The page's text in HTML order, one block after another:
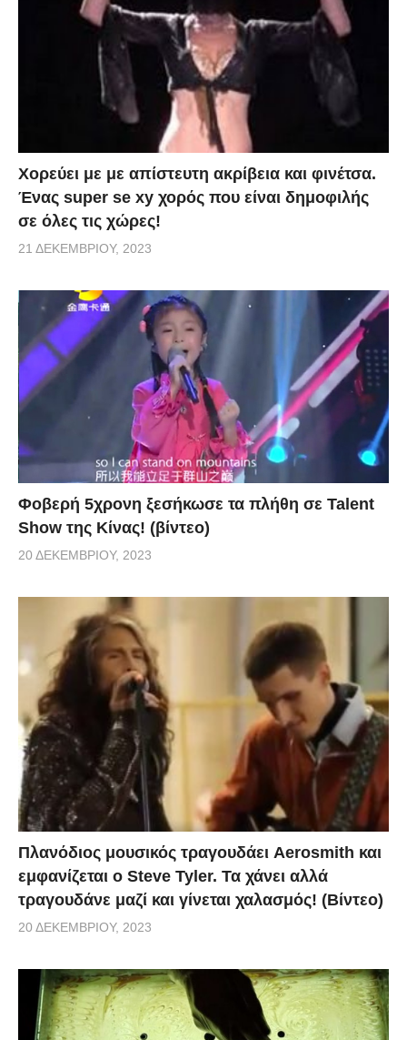
Χορεύει με με απίστευτη ακρίβεια και φινέτσα.
Ένας super se xy χορός που είναι δημοφιλής
σε όλες τις χώρες!
21 ΔΕΚΕΜΒΡΊΟΥ, 2023
Φοβερή 5χρονη ξεσήκωσε τα πλήθη σε Talent
Show της Κίνας! (βίντεο)
20 ΔΕΚΕΜΒΡΊΟΥ, 2023
Πλανόδιος μουσικός τραγουδάει Aerosmith και
εμφανίζεται ο Steve Tyler. Τα χάνει αλλά
τραγουδάνε μαζί και γίνεται χαλασμός! (Βίντεο)
20 ΔΕΚΕΜΒΡΊΟΥ, 2023